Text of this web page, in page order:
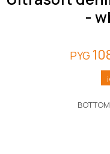
-
PYG